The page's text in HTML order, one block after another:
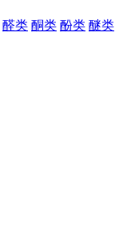
醛类 酮类 酚类 醚类